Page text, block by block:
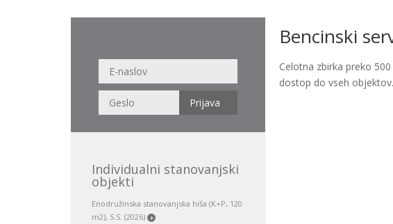
Individualni stanovanjski
objekti
Enodružinska stanovanjska hiša (K+P, 120
m2), S.S. (2026) +
Bencinski
Celotna zbirka preko
dostop do vseh objektov.